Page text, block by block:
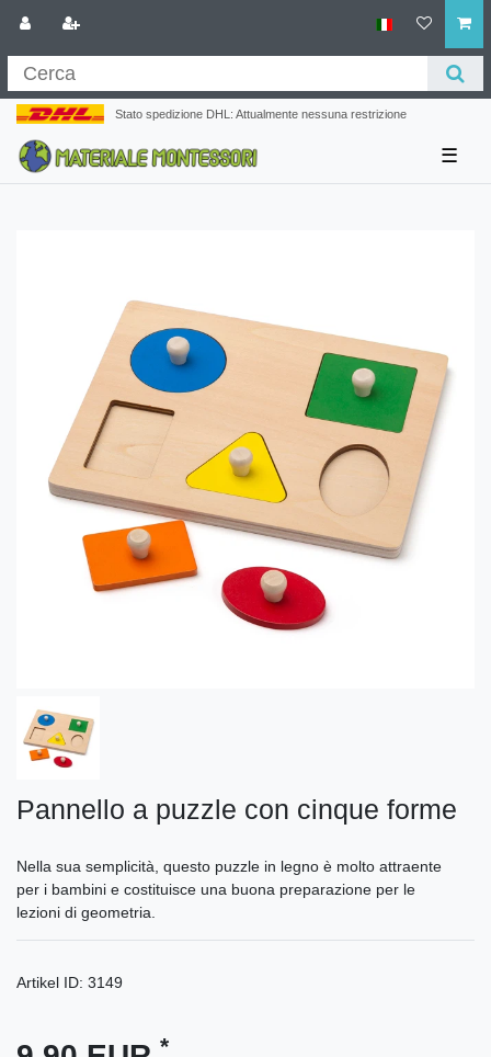
Stato spedizione DHL: Attualmente nessuna restrizione
☰
Pannello a puzzle con cinque forme
Nella sua semplicità, questo puzzle in legno è molto attraente
per i bambini e costituisce una buona preparazione per le
lezioni di geometria.
Artikel ID: 3149
*